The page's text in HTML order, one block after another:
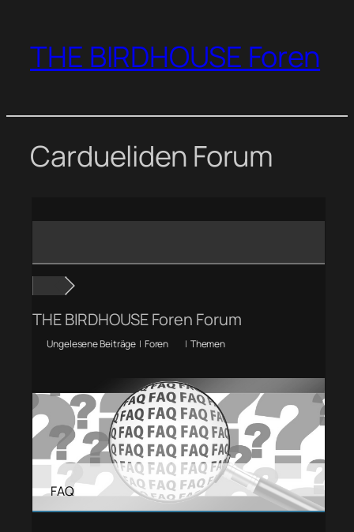
springen
THE BIRDHOUSE Foren
Cardueliden Forum
THE BIRDHOUSE Foren Forum
Ungelesene Beiträge | Foren | Themen
FAQ